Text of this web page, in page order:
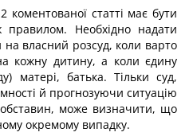
статті має бути
Необхідно надати
на власний розсуд, коли варто
кожну дитину, а коли єдину
матері, батька. Тільки суд,
й прогнозуючи ситуацію
може визначити, що
окремому випадку.